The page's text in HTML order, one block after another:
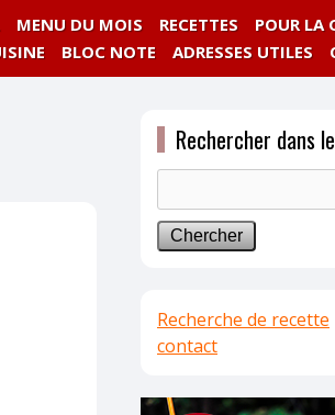
POUR LA
RECETTES
MENU DU MOIS
ADRESSES UTILES
BLOC NOTE
Rechercher dans
Recherche de recette
contact